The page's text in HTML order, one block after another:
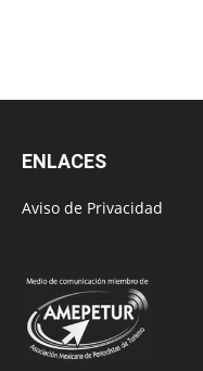
ENLACES
Aviso de Privacidad